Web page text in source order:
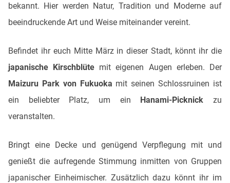
bekannt. Hier werden Natur, Tradition und Moderne auf
beeindruckende Art und Weise miteinander vereint.
Befindet ihr euch Mitte März in dieser Stadt, könnt ihr die
japanische Kirschblüte mit eigenen Augen erleben. Der
Maizuru Park von Fukuoka mit seinen Schlossruinen ist
ein beliebter Platz, um ein Hanami-Picknick zu
veranstalten.
Bringt eine Decke und genügend Verpflegung mit und
genießt die aufregende Stimmung inmitten von Gruppen
japanischer Einheimischer. Zusätzlich dazu könnt ihr im